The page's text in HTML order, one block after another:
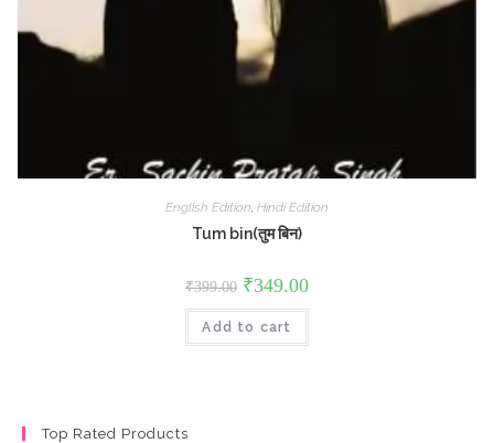
English Edition, Hindi Edition
Tum bin(तुम बिन)
₹399.00 Original
price
was:
₹399.00.
₹349.00Current
is:
Add to cart
Top Rated Products